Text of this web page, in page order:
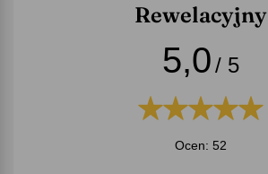
Rewelacyjny
5,0/ 5
Ocen: 52